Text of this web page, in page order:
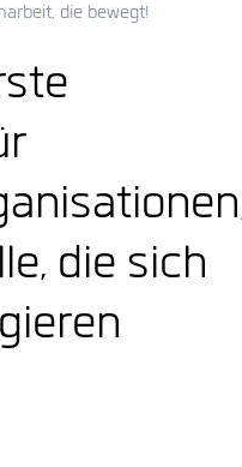
die bewegt!
die sich